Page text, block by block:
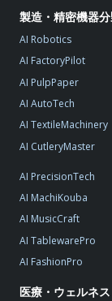
製造・精密機器
AI Robotics
AI FactoryPilot
AI PulpPaper
AI AutoTech
AI TextileMachinery
AI CutleryMaster
AI PrecisionTech
AI MachiKouba
AI MusicCraft
AI TablewarePro
AI FashionPro
医療・ウェルネス